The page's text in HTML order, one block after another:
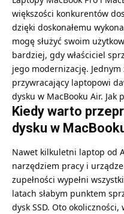
większości konkurentów
dzięki doskonałemu
mogę służyć swoim
bardziej, gdy właściciel
jego modernizację.
przywracający laptopowi
dysku w MacBooku Air.
Kiedy warto
dysku w
Nawet kilkuletni laptop od
narzędziem pracy i
zupełności wypełni
latach słabym punktem
dysk SSD. Oto